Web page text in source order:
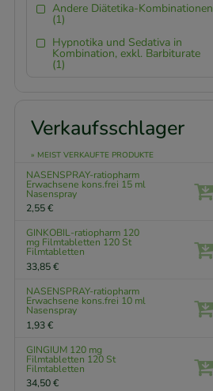
Andere Diätetika-Kombinationen
(1)
Hypnotika und Sedativa in
Kombination, exkl. Barbiturate
(1)
Verkaufsschlager
» MEIST VERKAUFTE PRODUKTE
NASENSPRAY-ratiopharm
Erwachsene kons.frei 15 ml
Nasenspray
2,55 €
GINKOBIL-ratiopharm 120
mg Filmtabletten 120 St
Filmtabletten
33,85 €
NASENSPRAY-ratiopharm
Erwachsene kons.frei 10 ml
Nasenspray
1,93 €
GINGIUM 120 mg
Filmtabletten 120 St
Filmtabletten
34,50 €